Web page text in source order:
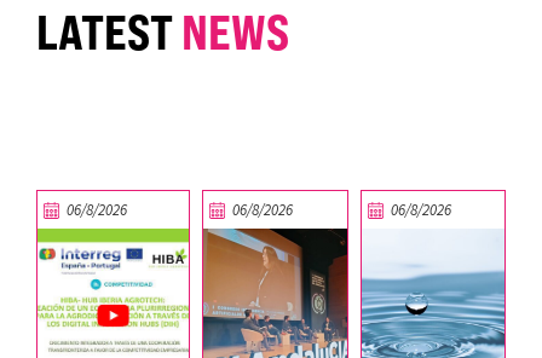
LATESTNEWS
06/8/2026 06/8/2026 06/8/2026